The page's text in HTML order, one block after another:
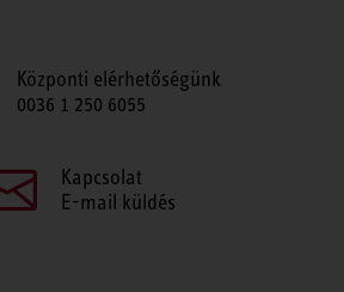
Központi elérhetőségünk
0036 1 250 6055
Kapcsolat
E-mail küldés